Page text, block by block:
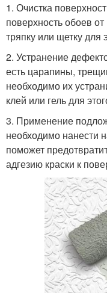
1. Очистка
поверхность обоев
тряпку или щетку для
2. Устранение
есть царапины,
необходимо их
клей или гель для
3. Применение
необходимо нанести
поможет
адгезию краски к